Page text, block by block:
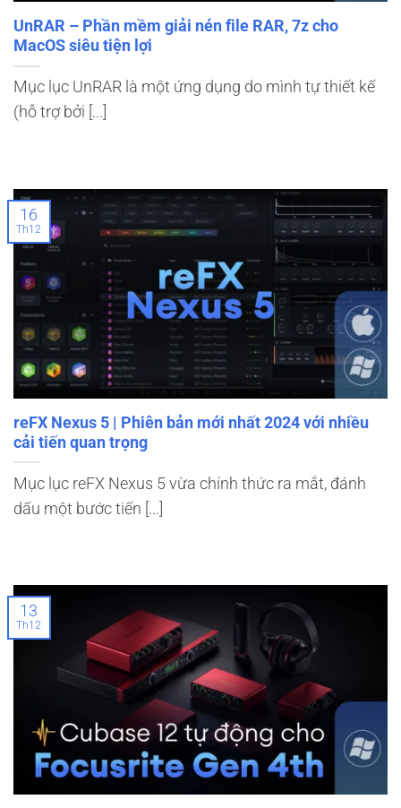
UnRAR – Phần mềm giải nén file RAR, 7z cho
MacOS siêu tiện lợi
Mục lục UnRAR là một ứng dụng do mình tự thiết kế
(hỗ trợ bởi [...]
reFX Nexus 5 | Phiên bản mới nhất 2024 với nhiều
cải tiến quan trọng
Mục lục reFX Nexus 5 vừa chính thức ra mắt, đánh
dấu một bước tiến [...]
16
Th12
13
Th12